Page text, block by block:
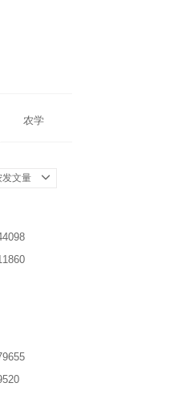
农学
发文量